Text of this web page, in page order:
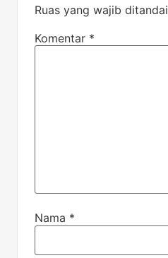
Ruas yang wajib ditandai
Komentar *
Nama *